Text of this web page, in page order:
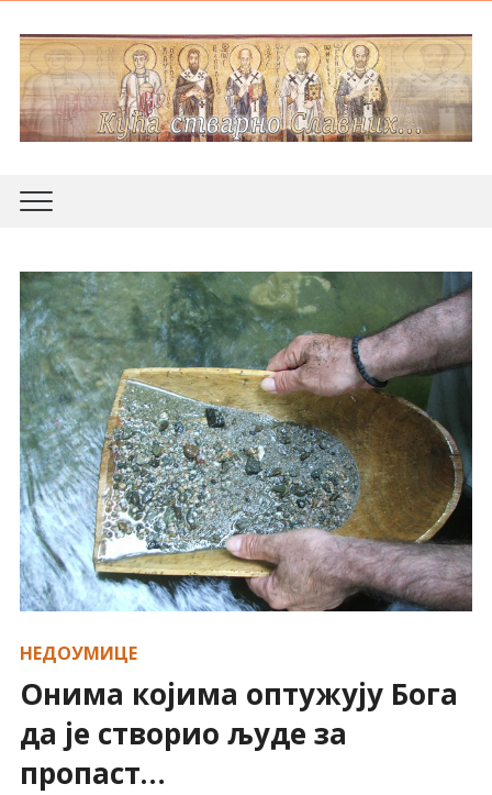
НЕДОУМИЦЕ
Онима којима оптужују Бога
да је створио људе за
пропаст…